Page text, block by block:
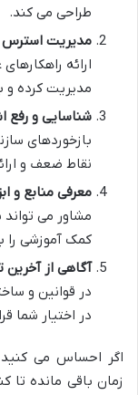
طراحی می کند.
مدیریت استرس
ارائه
مدیریت کرده و
شناسایی و رفع
بازخوردهای
نقاط ضعف و
معرفی منابع و
مشاور می تواند
کمک آموزشی را
آگاهی از آخرین
در قوانین و
در اختیار شما
اگر احساس می کنید
زمان باقی مانده تا